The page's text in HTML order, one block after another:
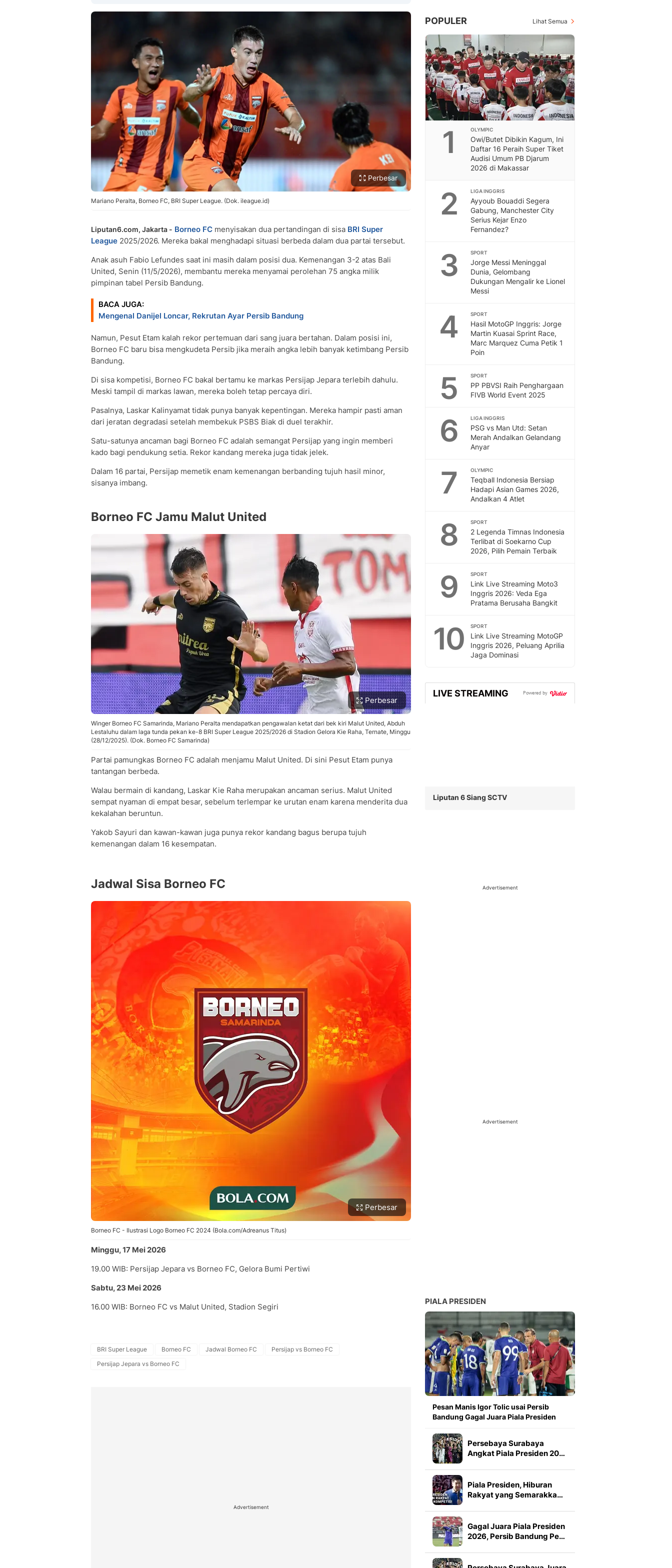
Perbesar
Mariano Peralta, Borneo FC, BRI Super League. (Dok. ileague.id)
Liputan6.com, Jakarta - Borneo FC menyisakan dua pertandingan di sisa BRI Super
League 2025/2026. Mereka bakal menghadapi situasi berbeda dalam dua partai tersebut.
Anak asuh Fabio Lefundes saat ini masih dalam posisi dua. Kemenangan 3-2 atas Bali
United, Senin (11/5/2026), membantu mereka menyamai perolehan 75 angka milik
pimpinan tabel Persib Bandung.
BACA JUGA:
Mengenal Danijel Loncar, Rekrutan Ayar Persib Bandung
Namun, Pesut Etam kalah rekor pertemuan dari sang juara bertahan. Dalam posisi ini,
Borneo FC baru bisa mengkudeta Persib jika meraih angka lebih banyak ketimbang Persib
Bandung.
Di sisa kompetisi, Borneo FC bakal bertamu ke markas Persijap Jepara terlebih dahulu.
Meski tampil di markas lawan, mereka boleh tetap percaya diri.
Pasalnya, Laskar Kalinyamat tidak punya banyak kepentingan. Mereka hampir pasti aman
dari jeratan degradasi setelah membekuk PSBS Biak di duel terakhir.
Satu-satunya ancaman bagi Borneo FC adalah semangat Persijap yang ingin memberi
kado bagi pendukung setia. Rekor kandang mereka juga tidak jelek.
Dalam 16 partai, Persijap memetik enam kemenangan berbanding tujuh hasil minor,
sisanya imbang.
Borneo FC Jamu Malut United
Perbesar
Winger Borneo FC Samarinda, Mariano Peralta mendapatkan pengawalan ketat dari bek kiri Malut United, Abduh
Lestaluhu dalam laga tunda pekan ke-8 BRI Super League 2025/2026 di Stadion Gelora Kie Raha, Ternate, Minggu
(28/12/2025). (Dok. Borneo FC Samarinda)
Partai pamungkas Borneo FC adalah menjamu Malut United. Di sini Pesut Etam punya
tantangan berbeda.
Walau bermain di kandang, Laskar Kie Raha merupakan ancaman serius. Malut United
sempat nyaman di empat besar, sebelum terlempar ke urutan enam karena menderita dua
kekalahan beruntun.
Yakob Sayuri dan kawan-kawan juga punya rekor kandang bagus berupa tujuh
kemenangan dalam 16 kesempatan.
Jadwal Sisa Borneo FC
Perbesar
Borneo FC - Ilustrasi Logo Borneo FC 2024 (Bola.com/Adreanus Titus)
Minggu, 17 Mei 2026
19.00 WIB: Persijap Jepara vs Borneo FC, Gelora Bumi Pertiwi
Sabtu, 23 Mei 2026
16.00 WIB: Borneo FC vs Malut United, Stadion Segiri
BRI Super League Borneo FC Jadwal Borneo FC
Persijap vs Borneo FC
Persijap Jepara vs Borneo FC
Advertisement
POPULER Lihat Semua
1 OLYMPIC
Owi/Butet Dibikin Kagum, Ini
Daftar 16 Peraih Super Tiket
Audisi Umum PB Djarum
2026 di Makassar
2 LIGA INGGRIS
Ayyoub Bouaddi Segera
Gabung, Manchester City
Serius Kejar Enzo
Fernandez?
3 SPORT
Jorge Messi Meninggal
Dunia, Gelombang
Dukungan Mengalir ke Lionel
Messi
4 SPORT
Hasil MotoGP Inggris: Jorge
Martin Kuasai Sprint Race,
Marc Marquez Cuma Petik 1
Poin
5 SPORT
PP PBVSI Raih Penghargaan
FIVB World Event 2025
6 LIGA INGGRIS
PSG vs Man Utd: Setan
Merah Andalkan Gelandang
Anyar
7 OLYMPIC
Teqball Indonesia Bersiap
Hadapi Asian Games 2026,
Andalkan 4 Atlet
8 SPORT
2 Legenda Timnas Indonesia
Terlibat di Soekarno Cup
2026, Pilih Pemain Terbaik
9 SPORT
Link Live Streaming Moto3
Inggris 2026: Veda Ega
Pratama Berusaha Bangkit
10 SPORT
Link Live Streaming MotoGP
Inggris 2026, Peluang Aprilia
Jaga Dominasi
LIVE STREAMING Powered by
Liputan 6 Siang SCTV
Advertisement
Advertisement
PIALA PRESIDEN
Pesan Manis Igor Tolic usai Persib
Bandung Gagal Juara Piala Presiden
Persebaya Surabaya
Angkat Piala Presiden 20…
Piala Presiden, Hiburan
Rakyat yang Semarakka…
Gagal Juara Piala Presiden
2026, Persib Bandung Pe…